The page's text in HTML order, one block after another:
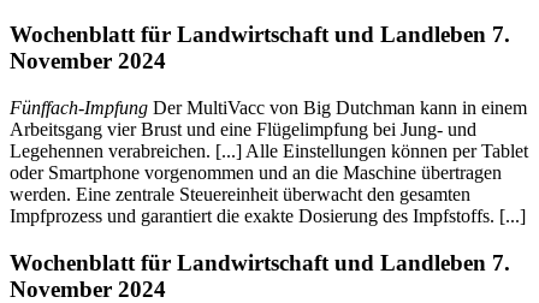
Wochenblatt für Landwirtschaft und Landleben 7.
November 2024
Fünffach-Impfung Der MultiVacc von Big Dutchman kann in einem
Arbeitsgang vier Brust und eine Flügelimpfung bei Jung- und
Legehennen verabreichen. [...] Alle Einstellungen können per Tablet
oder Smartphone vorgenommen und an die Maschine übertragen
werden. Eine zentrale Steuereinheit überwacht den gesamten
Impfprozess und garantiert die exakte Dosierung des Impfstoffs. [...]
Wochenblatt für Landwirtschaft und Landleben 7.
November 2024